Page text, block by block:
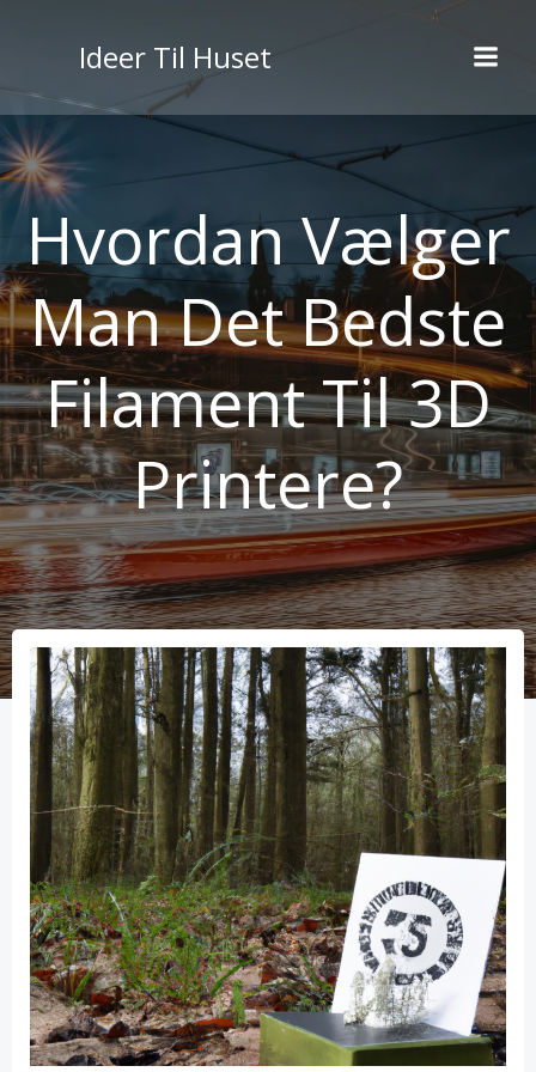
indhold
Ideer Til Huset
Hvordan Vælger
Man Det Bedste
Filament Til 3D
Printere?